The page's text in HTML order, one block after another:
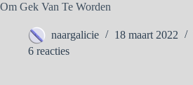
Om Gek Van Te Worden
naargalicie 18 maart 2022
6 reacties